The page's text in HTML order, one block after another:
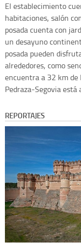
El establecimiento
habitaciones, salón
posada cuenta con
un desayuno
posada pueden
alrededores, como
encuentra a 32 km de
Pedraza-Segovia está
REPORTAJES